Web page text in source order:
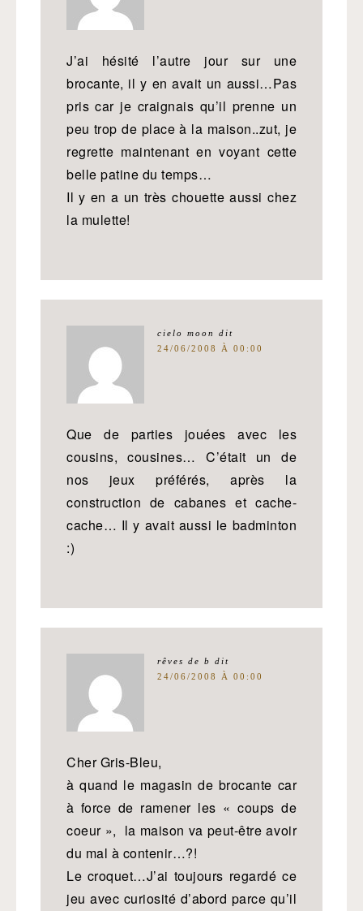
J’ai hésité l’autre jour sur une
brocante, il y en avait un aussi…Pas
pris car je craignais qu’il prenne un
peu trop de place à la maison..zut, je
regrette maintenant en voyant cette
belle patine du temps…
Il y en a un très chouette aussi chez
la mulette!
cielo moon
dit
24/06/2008 À 00:00
Que de parties jouées avec les
cousins, cousines… C’était un de
nos jeux préférés, après la
construction de cabanes et cache-
cache… Il y avait aussi le badminton
:)
rêves de b dit
24/06/2008 À 00:00
Cher Gris-Bleu,
à quand le magasin de brocante car
à force de ramener les « coups de
coeur », la maison va peut-être avoir
du mal à contenir…?!
Le croquet…J’ai toujours regardé ce
jeu avec curiosité d’abord parce qu’il